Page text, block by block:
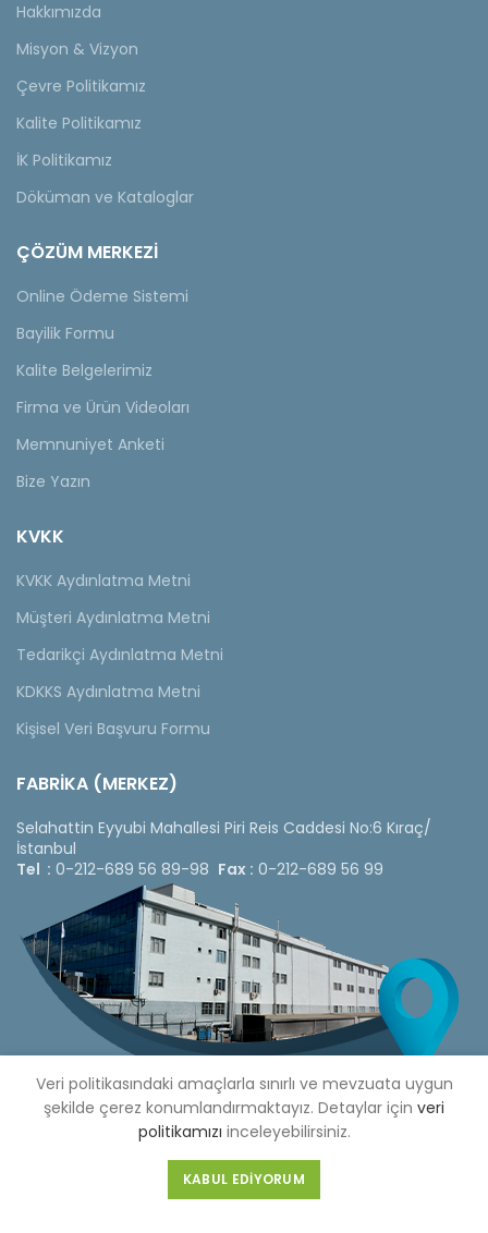
Hakkımızda
Misyon & Vizyon
Çevre Politikamız
Kalite Politikamız
İK Politikamız
Döküman ve Kataloglar
ÇÖZÜM MERKEZİ
Online Ödeme Sistemi
Bayilik Formu
Kalite Belgelerimiz
Firma ve Ürün Videoları
Memnuniyet Anketi
Bize Yazın
KVKK
KVKK Aydınlatma Metni
Müşteri Aydınlatma Metni
Tedarikçi Aydınlatma Metni
KDKKS Aydınlatma Metni
Kişisel Veri Başvuru Formu
FABRİKA (MERKEZ)
Selahattin Eyyubi Mahallesi Piri Reis Caddesi No:6 Kıraç/
İstanbul
Tel : 0-212-689 56 89-98 Fax : 0-212-689 56 99
Copyright © 2020 Çetinkaya Pano |Çetinkaya Pano Fiyat
Veri politikasındaki amaçlarla sınırlı ve mevzuata uygun
şekilde çerez konumlandırmaktayız. Detaylar için veri
politikamızı inceleyebilirsiniz.
KABUL EDIYORUM